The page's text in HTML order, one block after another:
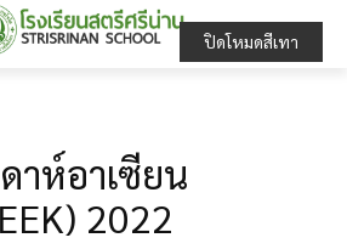
าห์อาเซียน
2022
ปิดโหมดสีเทา